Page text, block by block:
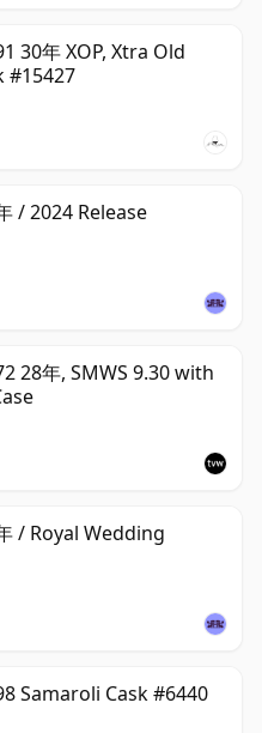
30年 XOP, Xtra Old
#15427
/ 2024 Release
28年, SMWS 9.30 with
/ Royal Wedding
Samaroli Cask #6440